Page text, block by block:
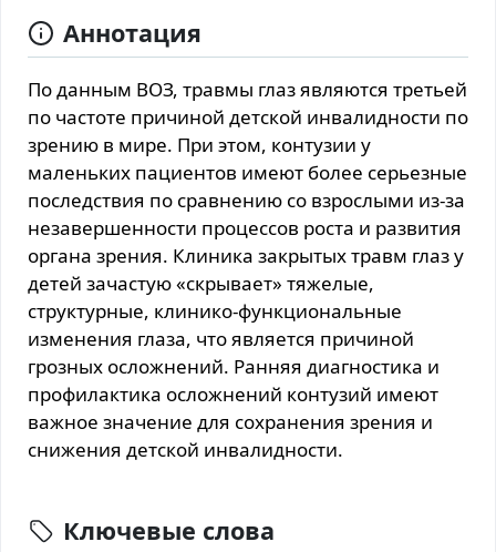
Аннотация
По данным ВОЗ, травмы глаз являются третьей
по частоте причиной детской инвалидности по
зрению в мире. При этом, контузии у
маленьких пациентов имеют более серьезные
последствия по сравнению со взрослыми из-за
незавершенности процессов роста и развития
органа зрения. Клиника закрытых травм глаз у
детей зачастую «скрывает» тяжелые,
структурные, клинико-функциональные
изменения глаза, что является причиной
грозных осложнений. Ранняя диагностика и
профилактика осложнений контузий имеют
важное значение для сохранения зрения и
снижения детской инвалидности.
Ключевые слова